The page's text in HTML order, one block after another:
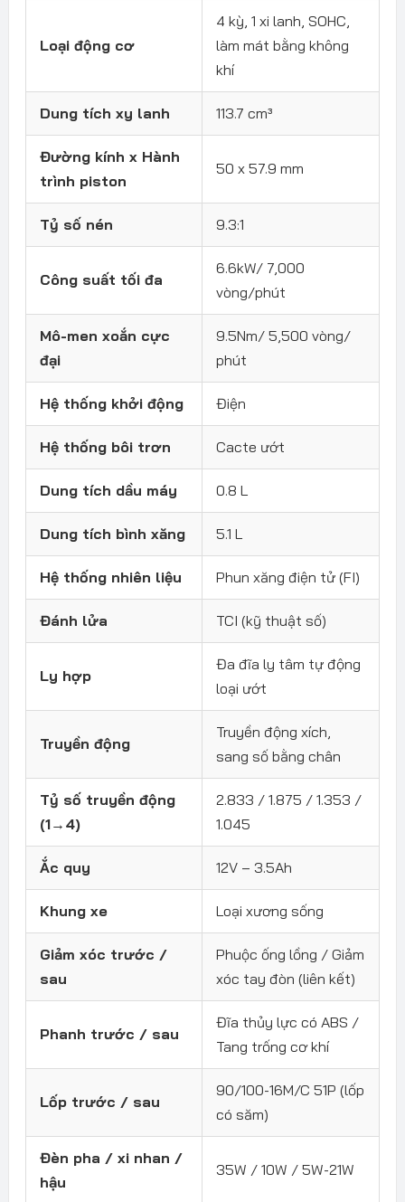
Loại động cơ
4 kỳ, 1 xi lanh, SOHC,
làm mát bằng không
khí
Dung tích xy lanh 113.7 cm³
Đường kính x Hành
trình piston
50 x 57.9 mm
Tỷ số nén 9.3:1
Công suất tối đa
6.6kW/ 7,000
vòng/phút
Mô-men xoắn cực
đại
9.5Nm/ 5,500 vòng/
phút
Hệ thống khởi động Điện
Hệ thống bôi trơn Cacte ướt
Dung tích dầu máy 0.8 L
Dung tích bình xăng 5.1 L
Hệ thống nhiên liệu Phun xăng điện tử (FI)
Đánh lửa TCI (kỹ thuật số)
Ly hợp
Đa đĩa ly tâm tự động
loại ướt
Truyền động
Truyền động xích,
sang số bằng chân
Tỷ số truyền động
(1→4)
2.833 / 1.875 / 1.353 /
1.045
Ắc quy 12V – 3.5Ah
Khung xe Loại xương sống
Giảm xóc trước /
sau
Phuộc ống lồng / Giảm
xóc tay đòn (liên kết)
Phanh trước / sau
Đĩa thủy lực có ABS /
Tang trống cơ khí
Lốp trước / sau
90/100-16M/C 51P (lốp
có săm)
Đèn pha / xi nhan /
hậu
35W / 10W / 5W-21W